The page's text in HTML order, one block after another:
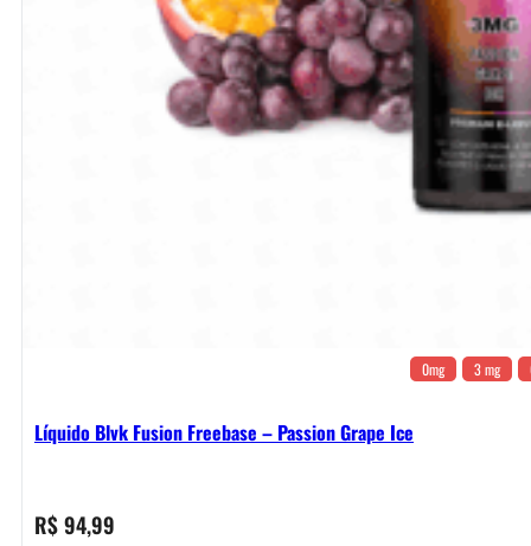
0mg 3 mg
Líquido Blvk Fusion Freebase – Passion Grape Ice
R$94,99